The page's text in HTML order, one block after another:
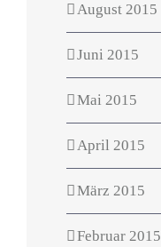
August 2015
Juni 2015
Mai 2015
April 2015
März 2015
Februar 2015